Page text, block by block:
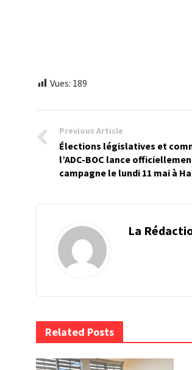
Vues: 189
Previous Article
Élections législatives et
l’ADC-BOC lance
campagne le lundi 11 mai à
La
Related Posts